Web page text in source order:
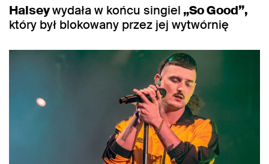
Halseywydała w końcu singiel „So Good”,
który był blokowany przez jej wytwórnię